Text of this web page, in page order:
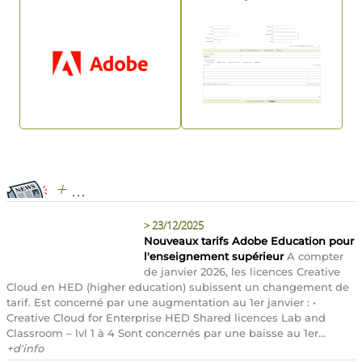
+ ...
>23/12/2025
Nouveaux tarifs Adobe Education pour
l'enseignement supérieurA compter
de janvier 2026, les licences Creative
Cloud en HED (higher education) subissent un changement de
tarif. Est concerné par une augmentation au 1er janvier : •
Creative Cloud for Enterprise HED Shared licences Lab and
Classroom – lvl 1 à 4 Sont concernés par une baisse au 1er...
+d'info